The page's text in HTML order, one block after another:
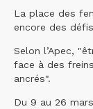
La place des
encore des
Selon l’Apec,
face à des
ancrés".
Du 9 au 26